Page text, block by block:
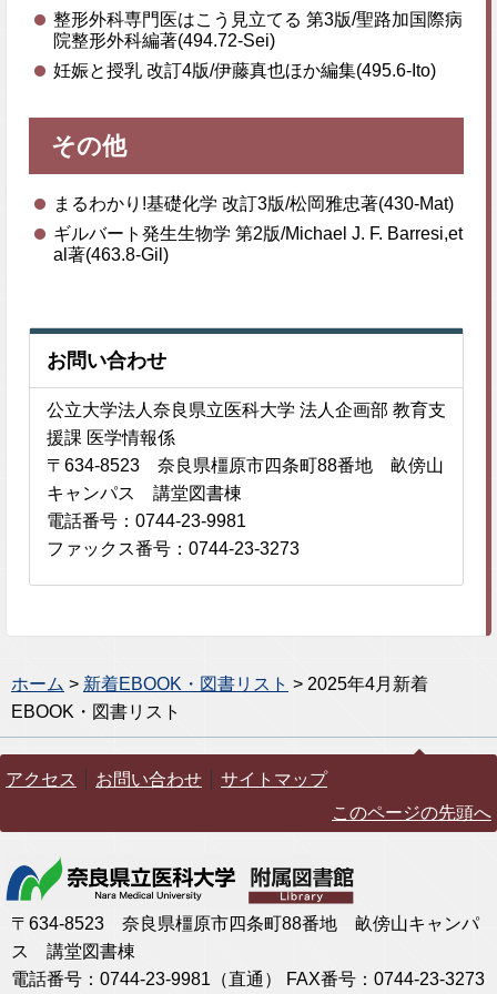
整形外科専門医はこう見立てる 第3版/聖路加国際病
院整形外科編著(494.72-Sei)
妊娠と授乳 改訂4版/伊藤真也ほか編集(495.6-Ito)
その他
まるわかり!基礎化学 改訂3版/松岡雅忠著(430-Mat)
ギルバート発生生物学 第2版/Michael J. F. Barresi,et
al著(463.8-Gil)
お問い合わせ
公立大学法人奈良県立医科大学 法人企画部 教育支
援課 医学情報係
〒634-8523 奈良県橿原市四条町88番地 畝傍山
キャンパス 講堂図書棟
電話番号：0744-23-9981
ファックス番号：0744-23-3273
ホーム > 新着EBOOK・図書リスト > 2025年4月新着
EBOOK・図書リスト
アクセス お問い合わせ
サイトマップ
このページの先頭へ
〒634-8523 奈良県橿原市四条町88番地 畝傍山キャンパ
ス 講堂図書棟
電話番号：0744-23-9981（直通） FAX番号：0744-23-3273